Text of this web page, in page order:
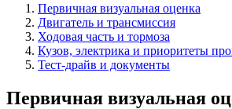
Первичная визуальная оценка
Двигатель и трансмиссия
Ходовая часть и тормоза
Кузов, электрика и приоритеты
Тест‑драйв и документы
Первичная визуальная